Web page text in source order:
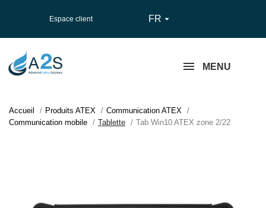
Espace client FR 
MENU
Accueil Produits ATEX
Communication ATEX
Communication mobile
Tablette Tab Win10 ATEX zone 2/22